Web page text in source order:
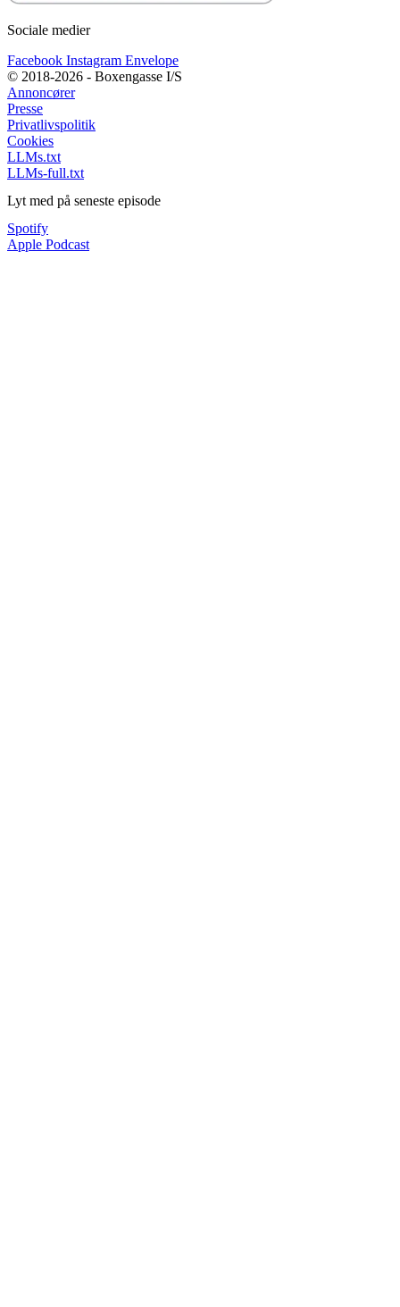
Sociale medier
Facebook Instagram Envelope
© 2018-2026 - Boxengasse I/S
Annoncører
Presse
Privatlivspolitik
Cookies
LLMs.txt
LLMs-full.txt
Lyt med på seneste episode
Spotify
Apple Podcast